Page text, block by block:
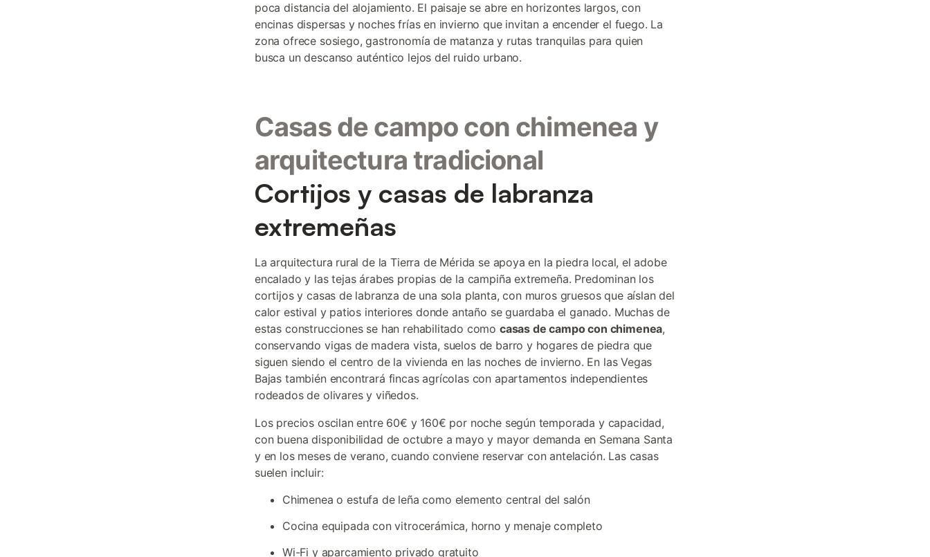
poca distancia del alojamiento. El paisaje se abre en horizontes largos, con
encinas dispersas y noches frías en invierno que invitan a encender el fuego. La
zona ofrece sosiego, gastronomía de matanza y rutas tranquilas para quien
busca un descanso auténtico lejos del ruido urbano.
Casas de campo con chimenea y
arquitectura tradicional
Cortijos y casas de labranza
extremeñas
La arquitectura rural de la Tierra de Mérida se apoya en la piedra local, el adobe
encalado y las tejas árabes propias de la campiña extremeña. Predominan los
cortijos y casas de labranza de una sola planta, con muros gruesos que aíslan del
calor estival y patios interiores donde antaño se guardaba el ganado. Muchas de
estas construcciones se han rehabilitado como casas de campo con chimenea,
conservando vigas de madera vista, suelos de barro y hogares de piedra que
siguen siendo el centro de la vivienda en las noches de invierno. En las Vegas
Bajas también encontrará fincas agrícolas con apartamentos independientes
rodeados de olivares y viñedos.
Los precios oscilan entre 60€ y 160€ por noche según temporada y capacidad,
con buena disponibilidad de octubre a mayo y mayor demanda en Semana Santa
y en los meses de verano, cuando conviene reservar con antelación. Las casas
suelen incluir:
Chimenea o estufa de leña como elemento central del salón
Cocina equipada con vitrocerámica, horno y menaje completo
Wi-Fi y aparcamiento privado gratuito